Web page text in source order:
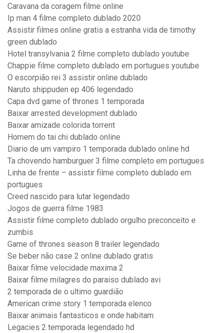
Caravana da coragem filme online
Ip man 4 filme completo dublado 2020
Assistir filmes online gratis a estranha vida de timothy
green dublado
Hotel transylvania 2 filme completo dublado youtube
Chappie filme completo dublado em portugues youtube
O escorpião rei 3 assistir online dublado
Naruto shippuden ep 406 legendado
Capa dvd game of thrones 1 temporada
Baixar arrested development dublado
Baixar amizade colorida torrent
Homem do tai chi dublado online
Diario de um vampiro 1 temporada dublado online hd
Ta chovendo hamburguer 3 filme completo em portugues
Linha de frente – assistir filme completo dublado em
portugues
Creed nascido para lutar legendado
Jogos de guerra filme 1983
Assistir filme completo dublado orgulho preconceito e
zumbis
Game of thrones season 8 trailer legendado
Se beber não case 2 online dublado gratis
Baixar filme velocidade maxima 2
Baixar filme milagres do paraiso dublado avi
2 temporada de o ultimo guardião
American crime story 1 temporada elenco
Baixar animais fantasticos e onde habitam
Legacies 2 temporada legendado hd